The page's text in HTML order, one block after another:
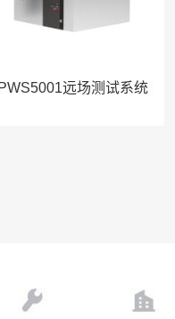
PWS5001远场测试系统